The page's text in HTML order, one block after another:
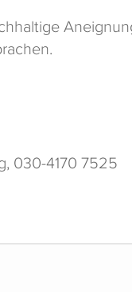
030-4170 7525